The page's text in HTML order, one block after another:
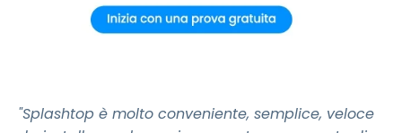
"Splashtop è molto conveniente, semplice, veloce